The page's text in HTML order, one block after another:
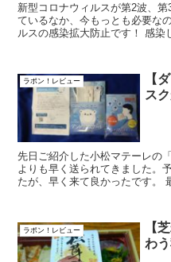
新型コロナウィルスが第2波、
ているなか、今もっとも必要な
ルスの感染拡大防止です！ 感染
ラポン！レビュー
【
ス
先日ご紹介した小松マテーレの
よりも早く送られてきました。
たが、早く来て良かったです。
ラポン！レビュー
【
わ